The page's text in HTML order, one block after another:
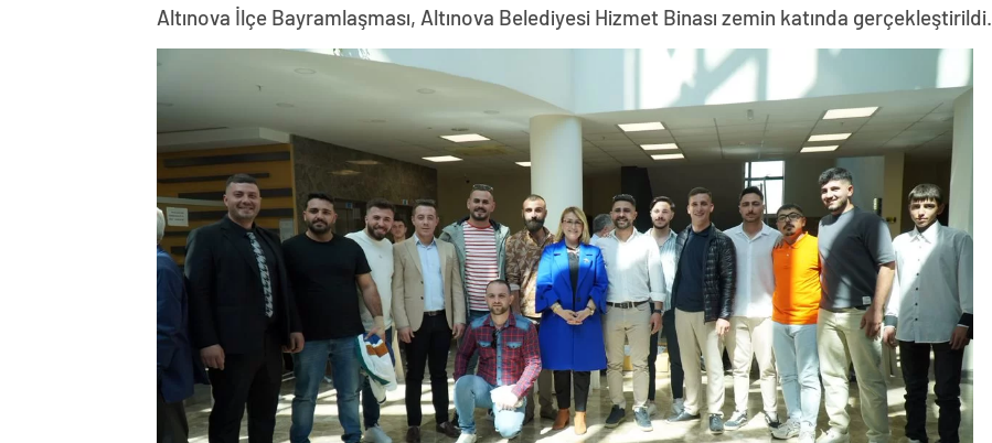
Altınova İlçe Bayramlaşması, Altınova Belediyesi Hizmet Binası zemin katında gerçekleştirildi.